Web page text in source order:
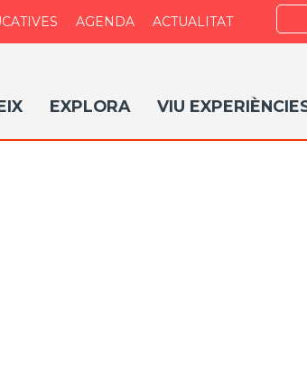
AGENDA ACTUALITAT
EXPLORA VIU